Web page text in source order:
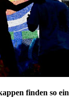
finden so